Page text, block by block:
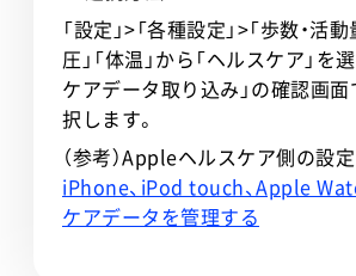
「設定」>「各種設定」>「歩数・活動
圧」「体温」から「ヘルスケア」を
ケアデータ取り込み」の確認画面
択します。
（参考）Appleヘルスケア側の設
iPhone、iPod touch、Apple
ケアデータを管理する